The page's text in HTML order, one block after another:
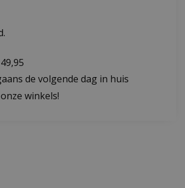
de volgende dag in huis
winkels!